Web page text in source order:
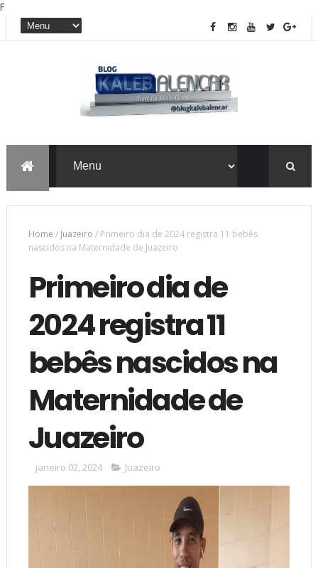
F
Home / Juazeiro / Primeiro dia de 2024 registra 11 bebês
nascidos na Maternidade de Juazeiro
Primeiro dia de
2024 registra 11
bebês nascidos na
Maternidade de
Juazeiro
janeiro 02, 2024 Juazeiro